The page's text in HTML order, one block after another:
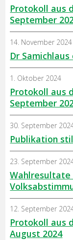
Protokoll aus
September
Dr Samichlaus
14. November 2024
Protokoll aus
September
1. Oktober 2024
Publikation
30. September
Wahlresultate
23. September
Protokoll aus
August 2024
12. September